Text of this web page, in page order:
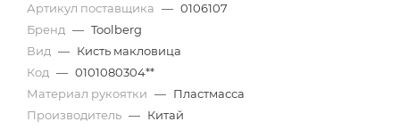
Артикул поставщика — 0106107
Бренд — Toolberg
Вид — Кисть макловица
Код — 0101080304**
Материал рукоятки — Пластмасса
Производитель — Китай